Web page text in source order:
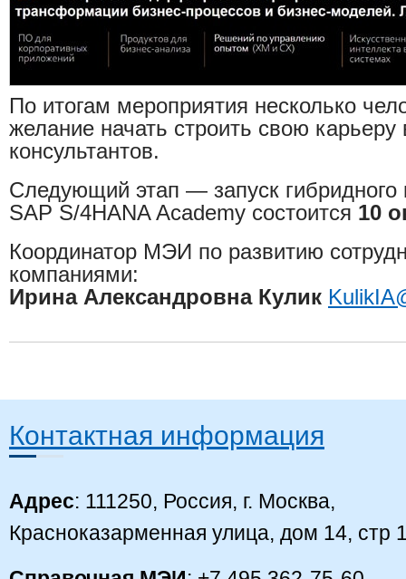
По итогам мероприятия несколько
желание начать строить свою карьеру
консультантов.
Следующий этап — запуск гибридного
SAP S/4HANA Academy состоится 10
Координатор МЭИ по развитию
компаниями:
Ирина Александровна Кулик
Контактная информация
Адрес: 111250, Россия, г. Москва,
Красноказарменная улица, дом 14, стр